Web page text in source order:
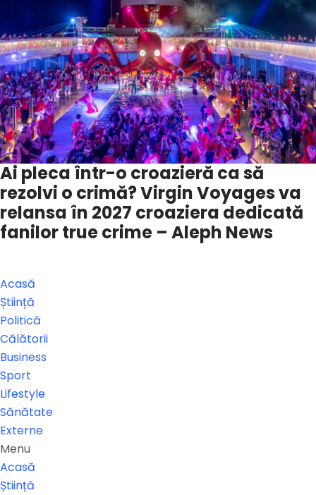
Ai pleca într-o croazieră ca să
rezolvi o crimă? Virgin Voyages va
relansa în 2027 croaziera dedicată
fanilor true crime – Aleph News
Acasă
Știință
Politică
Călătorii
Business
Sport
Lifestyle
Sănătate
Externe
Menu
Acasă
Știință